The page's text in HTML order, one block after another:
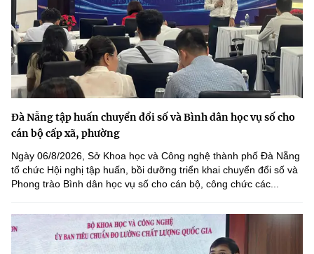
Đà Nẵng tập huấn chuyển đổi số và Bình dân học vụ số cho
cán bộ cấp xã, phường
Ngày 06/8/2026, Sở Khoa học và Công nghệ thành phố Đà Nẵng
tổ chức Hội nghị tập huấn, bồi dưỡng triển khai chuyển đổi số và
Phong trào Bình dân học vụ số cho cán bộ, công chức các...